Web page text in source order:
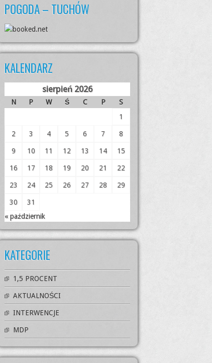
POGODA – TUCHÓW
KALENDARZ
sierpień 2026
N P W Ś C P
S
1
2 3 4 5 6 7 8
9 10 11 12 13 14 15
16 17 18 19 20 21 22
23 24 25 26 27 28 29
30
31
« październik
KATEGORIE
1,5 PROCENT
AKTUALNOŚCI
INTERWENCJE
MDP